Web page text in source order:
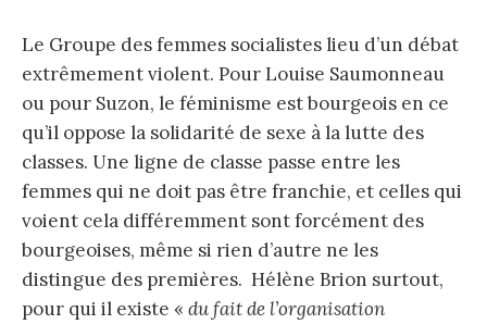
Le Groupe des femmes socialistes lieu d’un débat
extrêmement violent. Pour Louise Saumonneau
ou pour Suzon, le féminisme est bourgeois en ce
qu’il oppose la solidarité de sexe à la lutte des
classes. Une ligne de classe passe entre les
femmes qui ne doit pas être franchie, et celles qui
voient cela différemment sont forcément des
bourgeoises, même si rien d’autre ne les
distingue des premières. Hélène Brion surtout,
pour qui il existe « du fait de l’organisation